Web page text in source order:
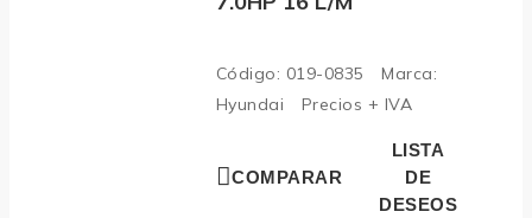
Código: 019-0835
Marca:
Hyundai Precios + IVA
COMPARAR
LISTA
DE
DESEOS